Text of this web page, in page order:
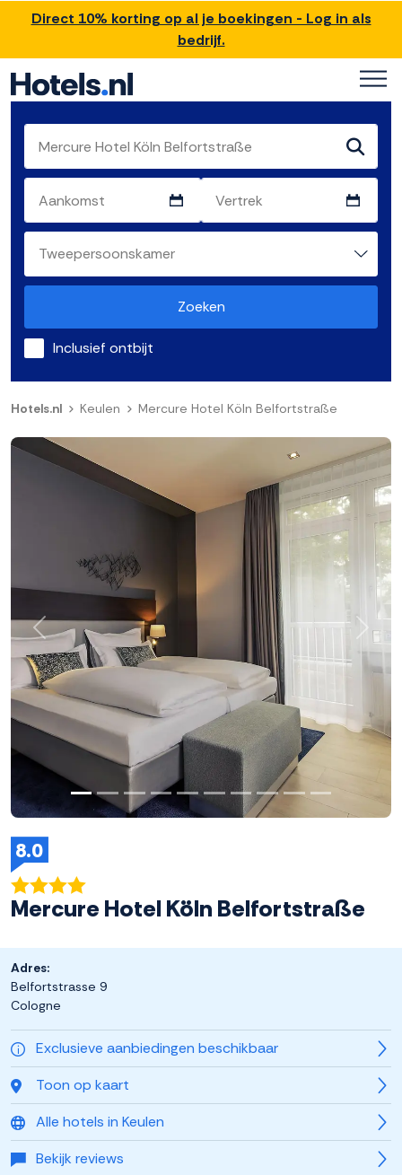
Direct 10% korting op al je boekingen - Log in als
bedrijf.
Zoeken
Inclusief ontbijt
Hotels.nl Keulen Mercure Hotel Köln Belfortstraße
8.0
Mercure Hotel Köln Belfortstraße
Exclusieve aanbiedingen beschikbaar
Toon op kaart
Alle hotels in Keulen
Bekijk reviews
Adres:
Belfortstrasse 9
Cologne